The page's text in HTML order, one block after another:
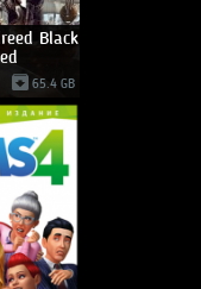
Black
65.4 GB